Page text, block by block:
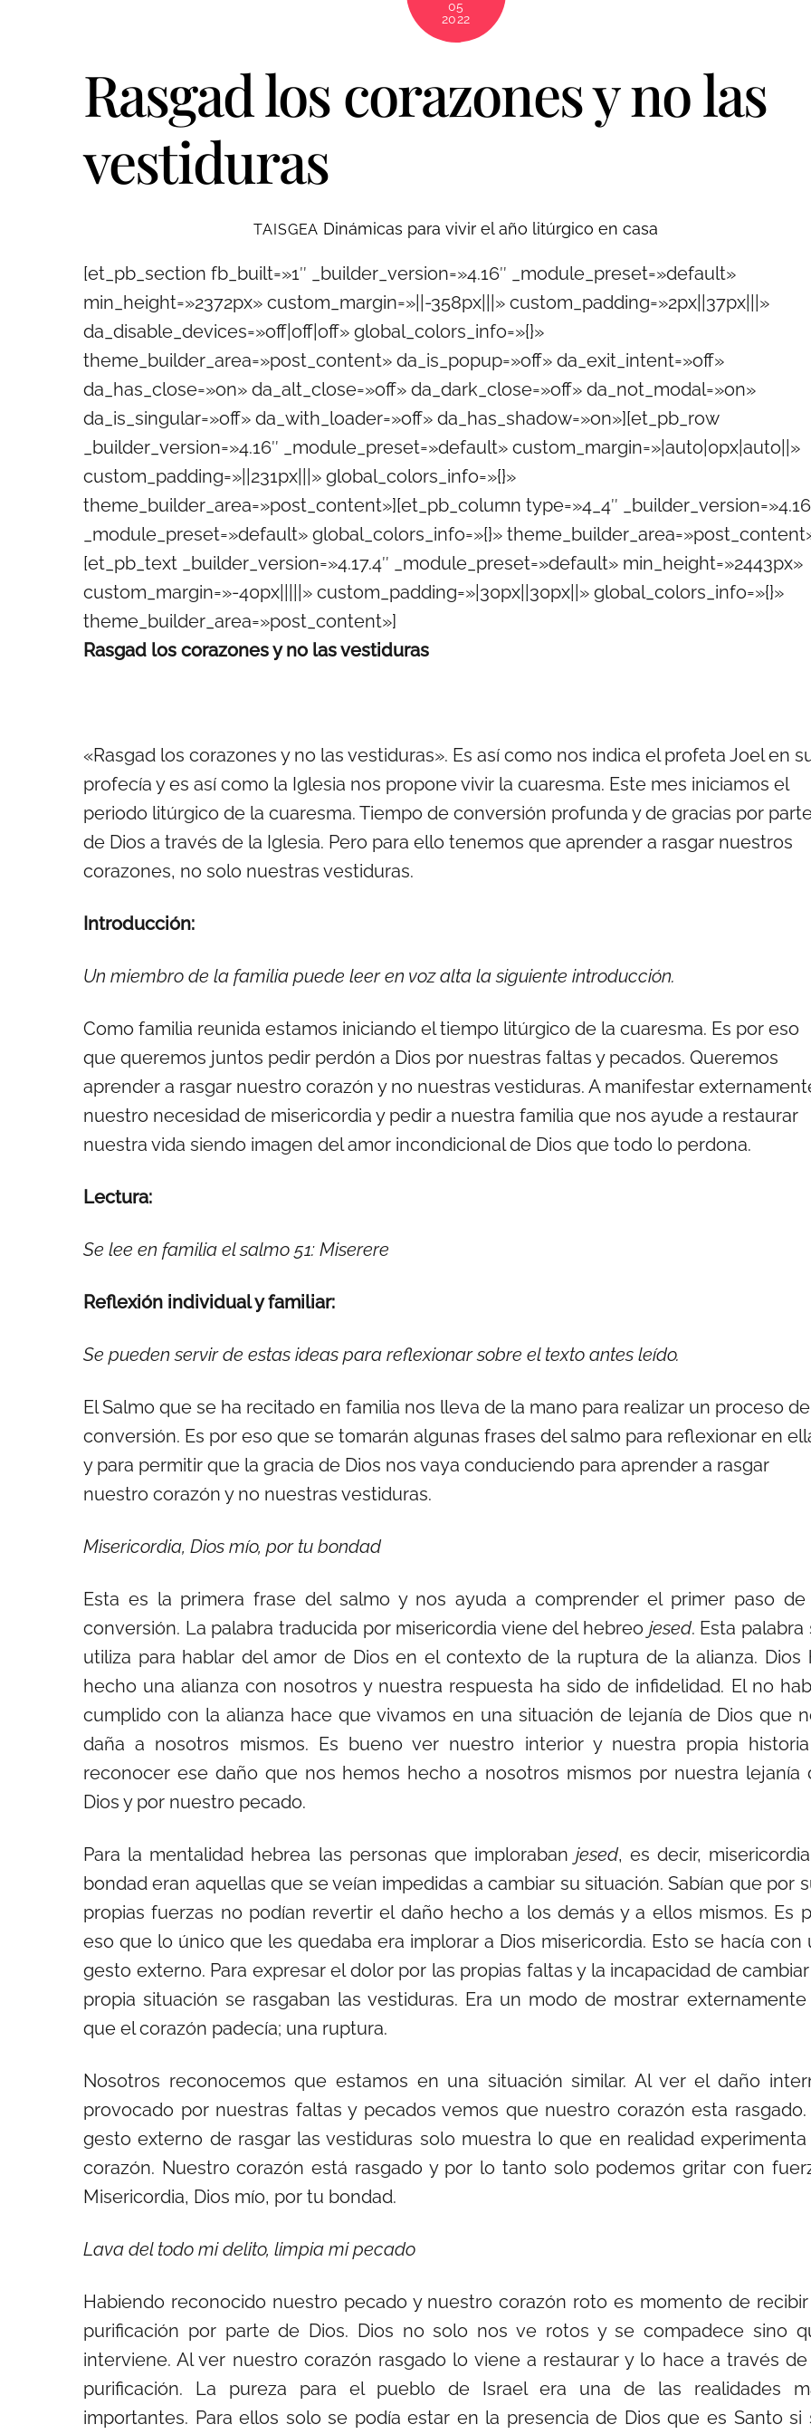
05
2022
Rasgad los corazones y no las
vestiduras
TAISGEA Dinámicas para vivir el año litúrgico en casa
[et_pb_section fb_built=»1″ _builder_version=»4.16″ _module_preset=»default»
min_height=»2372px» custom_margin=»||-358px|||» custom_padding=»2px||37px|||»
da_disable_devices=»off|off|off» global_colors_info=»{}»
theme_builder_area=»post_content» da_is_popup=»off» da_exit_intent=»off»
da_has_close=»on» da_alt_close=»off» da_dark_close=»off» da_not_modal=»on»
da_is_singular=»off» da_with_loader=»off» da_has_shadow=»on»][et_pb_row
_builder_version=»4.16″ _module_preset=»default» custom_margin=»|auto|0px|auto||»
custom_padding=»||231px|||» global_colors_info=»{}»
theme_builder_area=»post_content»][et_pb_column type=»4_4″
_module_preset=»default» global_colors_info=»{}»
[et_pb_text _builder_version=»4.17.4″ _module_preset=»default» min_height=»2443px»
custom_margin=»-40px|||||» custom_padding=»|30px||30px||» global_colors_info=»{}»
theme_builder_area=»post_content»]
Rasgad los corazones y no las vestiduras
«Rasgad los corazones y no las vestiduras». Es así como nos indica el profeta Joel en
profecía y es así como la Iglesia nos propone vivir la cuaresma. Este mes iniciamos el
periodo litúrgico de la cuaresma. Tiempo de conversión profunda y de gracias por
de Dios a través de la Iglesia. Pero para ello tenemos que aprender a rasgar nuestros
corazones, no solo nuestras vestiduras.
Introducción:
Un miembro de la familia puede leer en voz alta la siguiente introducción.
Como familia reunida estamos iniciando el tiempo litúrgico de la cuaresma. Es por eso
que queremos juntos pedir perdón a Dios por nuestras faltas y pecados. Queremos
aprender a rasgar nuestro corazón y no nuestras vestiduras. A manifestar
nuestro necesidad de misericordia y pedir a nuestra familia que nos ayude a restaurar
nuestra vida siendo imagen del amor incondicional de Dios que todo lo perdona.
Lectura:
Se lee en familia el salmo 51: Miserere
Reflexión individual y familiar:
Se pueden servir de estas ideas para reflexionar sobre el texto antes leído.
El Salmo que se ha recitado en familia nos lleva de la mano para realizar un proceso de
conversión. Es por eso que se tomarán algunas frases del salmo para reflexionar en
y para permitir que la gracia de Dios nos vaya conduciendo para aprender a rasgar
nuestro corazón y no nuestras vestiduras.
Misericordia, Dios mío, por tu bondad
Esta es la primera frase del salmo y nos ayuda a comprender el primer paso
conversión. La palabra traducida por misericordia viene del hebreo jesed. Esta palabra
utiliza para hablar del amor de Dios en el contexto de la ruptura de la alianza. Dios
hecho una alianza con nosotros y nuestra respuesta ha sido de infidelidad. El no
cumplido con la alianza hace que vivamos en una situación de lejanía de Dios que
daña a nosotros mismos. Es bueno ver nuestro interior y nuestra propia
reconocer ese daño que nos hemos hecho a nosotros mismos por nuestra lejanía
Dios y por nuestro pecado.
Para la mentalidad hebrea las personas que implorabanjesed, es decir,
bondad eran aquellas que se veían impedidas a cambiar su situación. Sabían que por
propias fuerzas no podían revertir el daño hecho a los demás y a ellos mismos. Es
eso que lo único que les quedaba era implorar a Dios misericordia. Esto se hacía con
gesto externo. Para expresar el dolor por las propias faltas y la incapacidad de
propia situación se rasgaban las vestiduras. Era un modo de mostrar
que el corazón padecía; una ruptura.
Nosotros reconocemos que estamos en una situación similar. Al ver el daño
provocado por nuestras faltas y pecados vemos que nuestro corazón esta rasgado.
gesto externo de rasgar las vestiduras solo muestra lo que en realidad
corazón. Nuestro corazón está rasgado y por lo tanto solo podemos gritar con
Misericordia, Dios mío, por tu bondad.
Lava del todo mi delito, limpia mi pecado
Habiendo reconocido nuestro pecado y nuestro corazón roto es momento de
purificación por parte de Dios. Dios no solo nos ve rotos y se compadece sino
interviene. Al ver nuestro corazón rasgado lo viene a restaurar y lo hace a través
purificación. La pureza para el pueblo de Israel era una de las realidades
importantes. Para ellos solo se podía estar en la presencia de Dios que es Santo si